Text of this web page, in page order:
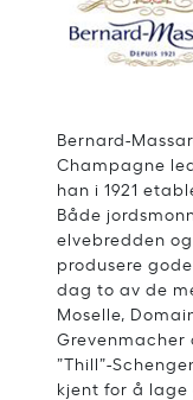
Bernard-
Champagne
han i 1921
Både
elvebredden
produsere
dag to av de
Moselle,
Grevenmacher
”Thill”-
kjent for å lage